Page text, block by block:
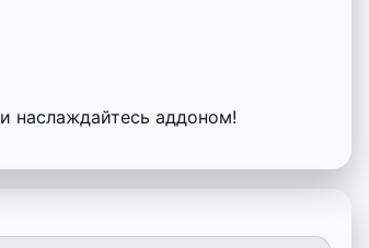
и наслаждайтесь аддоном!